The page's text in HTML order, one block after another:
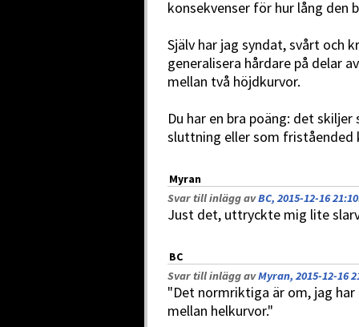
konsekvenser för hur lång den
Själv har jag syndat, svårt och
generalisera hårdare på delar
mellan två höjdkurvor.
Du har en bra poäng: det
sluttning eller som friståended
Myran
Svar till inlägg avBC, 2015-12-16 21:10
Just det, uttryckte mig lite
BC
Svar till inlägg avMyran, 2015-12-16
"Det normriktiga är om, jag
mellan helkurvor."